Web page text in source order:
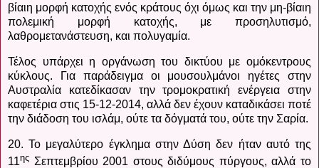
βίαιη μορφή κατοχής ενός κράτους όχι όμως και την μη-βίαιη
πολεμική μορφή κατοχής, με προσηλυτισμό,
λαθρομετανάστευση, και πολυγαμία.
Τέλος υπάρχει η οργάνωση του δικτύου με ομόκεντρους
κύκλους. Για παράδειγμα οι μουσουλμάνοι ηγέτες στην
Αυστραλία κατεδίκασαν την τρομοκρατική ενέργεια στην
καφετέρια στις 15-12-2014, αλλά δεν έχουν καταδικάσει ποτέ
την διάδοση του ισλάμ, ούτε τα δόγματά του, ούτε την Σαρία.
20. Το μεγαλύτερο έγκλημα στην Δύση δεν ήταν αυτό της
11ης Σεπτεμβρίου 2001 στους διδύμους πύργους, αλλά το